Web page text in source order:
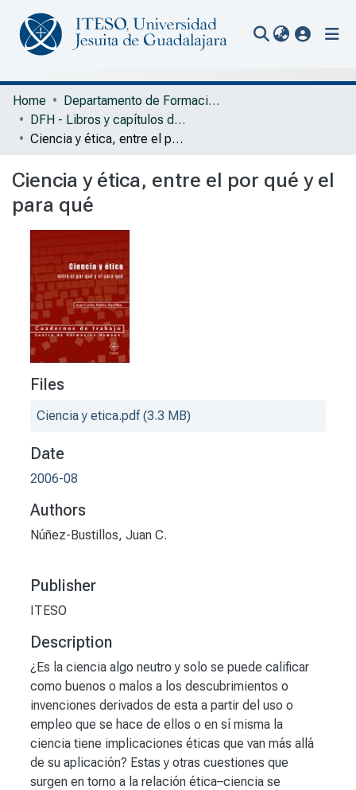
Communities & Collections
All of Repository
Portal Biblioteca
Home
Departamento de Formación Humana
DFH - Libros y capítulos de libros
Ciencia y ética, entre el por qué y el para qué
Ciencia y ética, entre el por qué y el
para qué
Files
Ciencia y etica.pdf(3.3 MB)
Date
2006-08
Authors
Núñez-Bustillos, Juan C.
Publisher
ITESO
Description
¿Es la ciencia algo neutro y solo se puede calificar
como buenos o malos a los descubrimientos o
invenciones derivados de esta a partir del uso o
empleo que se hace de ellos o en sí misma la
ciencia tiene implicaciones éticas que van más allá
de su aplicación? Estas y otras cuestiones que
surgen en torno a la relación ética–ciencia se